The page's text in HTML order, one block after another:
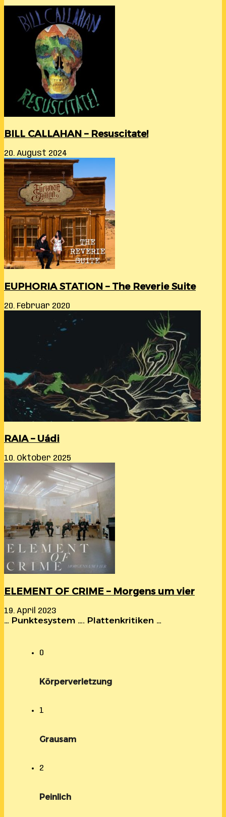
BILL CALLAHAN – Resuscitate!
20. August 2024
EUPHORIA STATION – The Reverie Suite
20. Februar 2020
RAIA – Uádi
10. Oktober 2025
ELEMENT OF CRIME – Morgens um vier
19. April 2023
… Punktesystem …. Plattenkritiken …
0
Körperverletzung
1
Grausam
2
Peinlich